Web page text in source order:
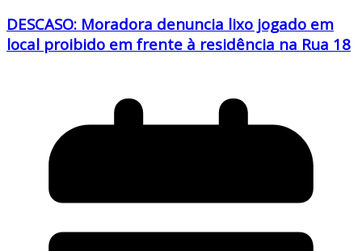
DESCASO: Moradora denuncia lixo jogado em
local proibido em frente à residência na Rua 18